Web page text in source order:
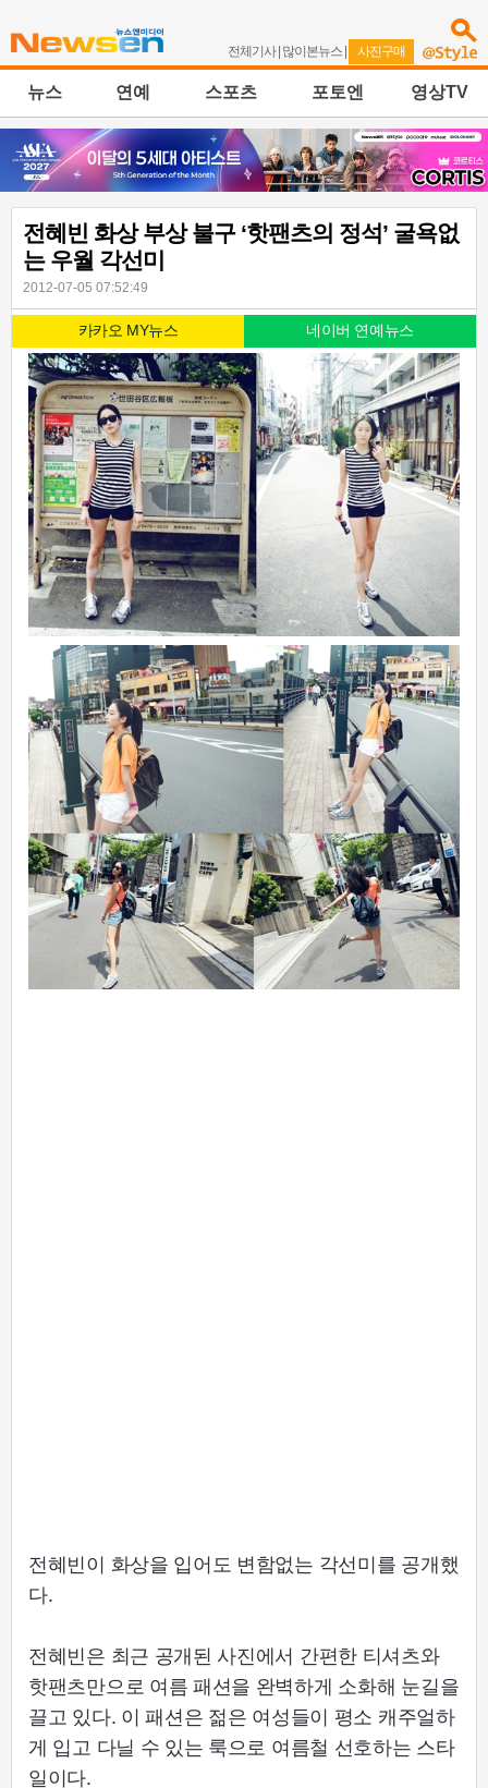
전체기사| 많이본뉴스 | 사진구매
뉴스 연예 스포츠 포토엔 영상TV
전혜빈 화상 부상 불구 ‘핫팬츠의 정석’ 굴욕없
는 우월 각선미
2012-07-05 07:52:49
카카오 MY뉴스 네이버 연예뉴스
전혜빈이 화상을 입어도 변함없는 각선미를 공개했
다.
전혜빈은 최근 공개된 사진에서 간편한 티셔츠와
핫팬츠만으로 여름 패션을 완벽하게 소화해 눈길을
끌고 있다. 이 패션은 젊은 여성들이 평소 캐주얼하
게 입고 다닐 수 있는 룩으로 여름철 선호하는 스타
일이다.